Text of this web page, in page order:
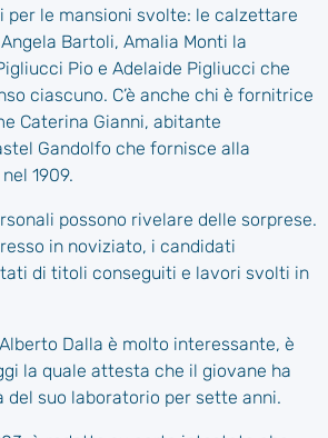
per le mansioni svolte: le calzettare
Bartoli, Amalia Monti la
Pio e Adelaide Pigliucci che
ciascuno. C’è anche chi è fornitrice
Caterina Gianni, abitante
Gandolfo che fornisce alla
1909.
possono rivelare delle sorprese.
in noviziato, i candidati
di titoli conseguiti e lavori svolti in
Dalla è molto interessante, è
la quale attesta che il giovane ha
suo laboratorio per sette anni.